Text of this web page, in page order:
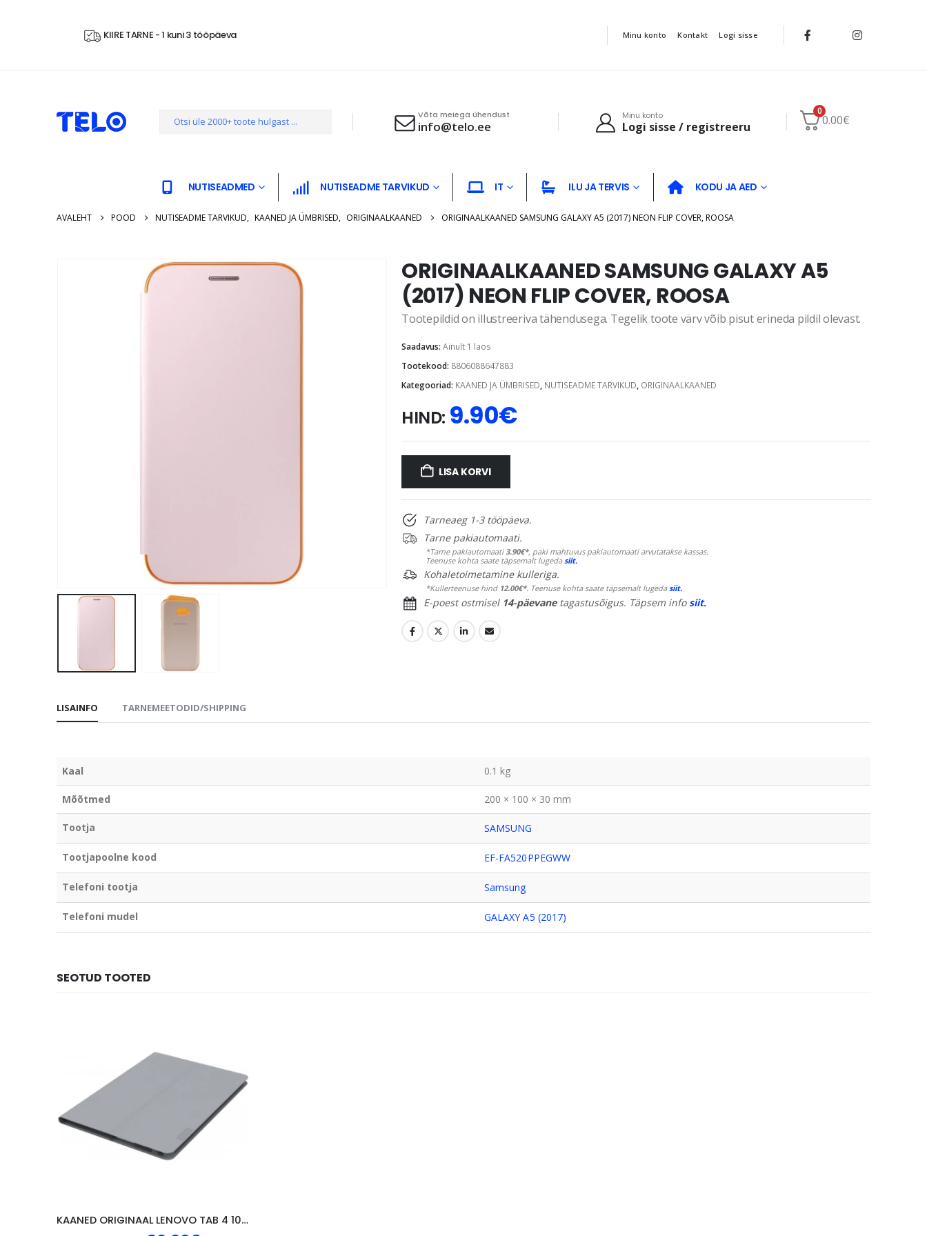
KIIRE TARNE - 1 kuni 3 tööpäeva Minu konto Kontakt Logi sisse
Võta meiega ühendust
info@telo.ee
Minu konto
Logi sisse / registreeru
0
0.00€
NUTISEADMED NUTISEADME TARVIKUD IT ILU JA TERVIS KODU JA AED
AVALEHT POOD NUTISEADME TARVIKUD, KAANED JA ÜMBRISED, ORIGINAALKAANED ORIGINAALKAANED SAMSUNG GALAXY A5 (2017) NEON FLIP COVER, ROOSA
ORIGINAALKAANED SAMSUNG GALAXY A5
(2017) NEON FLIP COVER, ROOSA
Tootepildid on illustreeriva tähendusega. Tegelik toote värv võib pisut erineda pildil olevast.
Saadavus: Ainult 1 laos
Tootekood: 8806088647883
Kategooriad: KAANED JA ÜMBRISED, NUTISEADME TARVIKUD, ORIGINAALKAANED
HIND: 9.90€
LISA KORVI
Tarneaeg 1-3 tööpäeva.
Tarne pakiautomaati.
*Tarne pakiautomaati3.90€*, paki mahtuvus pakiautomaati arvutatakse kassas.
Teenuse kohta saate täpsemalt lugedasiit.
Kohaletoimetamine kulleriga.
*Kullerteenuse hind 12.00€*. Teenuse kohta saate täpsemalt lugedasiit.
E-poest ostmisel 14-päevanetagastusõigus. Täpsem info siit.
LISAINFO TARNEMEETODID/SHIPPING
Kaal 0.1 kg
Mõõtmed 200 × 100 × 30 mm
Tootja SAMSUNG
Tootjapoolne kood EF-FA520PPEGWW
Telefoni tootja Samsung
Telefoni mudel GALAXY A5 (2017)
SEOTUD TOOTED
KAANED ORIGINAAL LENOVO TAB 4 10″, HALL